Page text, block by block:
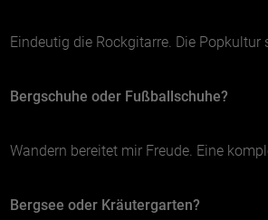
Eindeutig die Rockgitarre. Die
Bergschuhe oder Fußballschuhe?
Wandern bereitet mir Freude. Eine
Bergsee oder Kräutergarten?